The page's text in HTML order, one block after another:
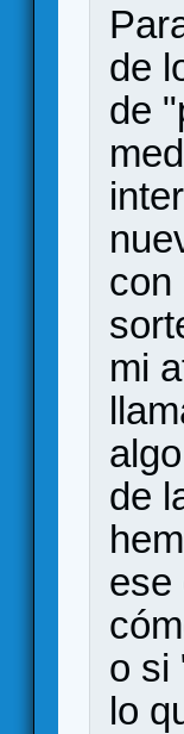
de
de
con
mi
de
ese
o si
lo